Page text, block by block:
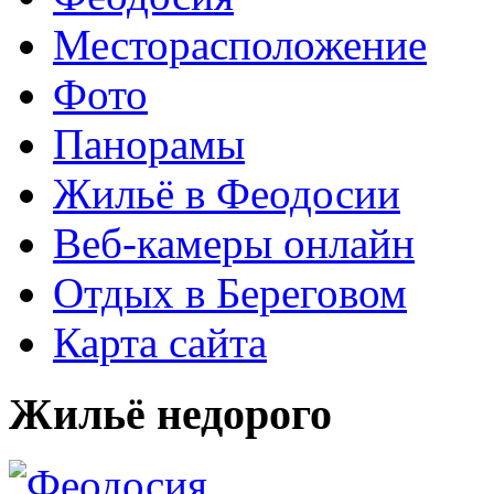
Месторасположение
Фото
Панорамы
Жильё в Феодосии
Веб-камеры онлайн
Отдых в Береговом
Карта сайта
Жильё недорого